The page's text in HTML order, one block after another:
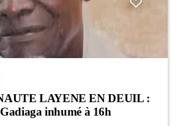
LAYENE EN DEUIL :
inhumé à 16h